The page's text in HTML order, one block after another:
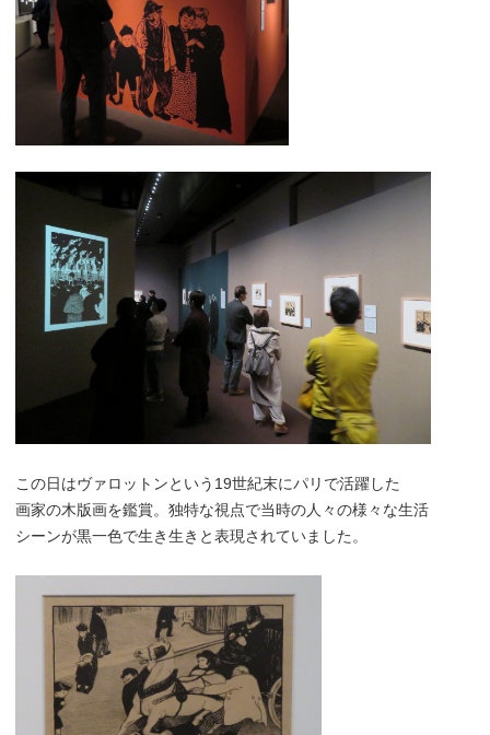
この日はヴァロットンという19世紀末にパリで活躍した
画家の木版画を鑑賞。独特な視点で当時の人々の様々な生活
シーンが黒一色で生き生きと表現されていました。